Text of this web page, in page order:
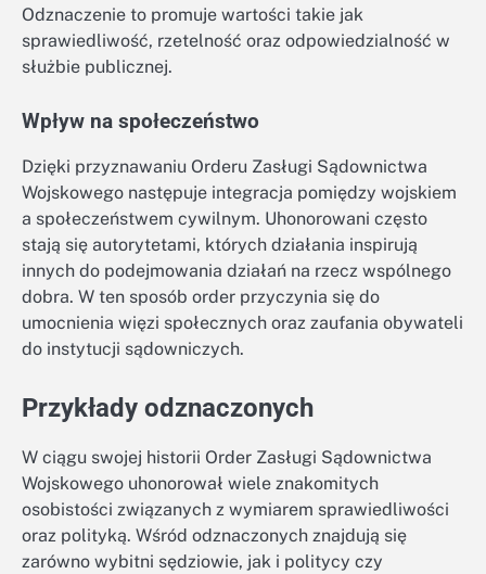
Odznaczenie to promuje wartości takie jak
sprawiedliwość, rzetelność oraz odpowiedzialność w
służbie publicznej.
Wpływ na społeczeństwo
Dzięki przyznawaniu Orderu Zasługi Sądownictwa
Wojskowego następuje integracja pomiędzy wojskiem
a społeczeństwem cywilnym. Uhonorowani często
stają się autorytetami, których działania inspirują
innych do podejmowania działań na rzecz wspólnego
dobra. W ten sposób order przyczynia się do
umocnienia więzi społecznych oraz zaufania obywateli
do instytucji sądowniczych.
Przykłady odznaczonych
W ciągu swojej historii Order Zasługi Sądownictwa
Wojskowego uhonorował wiele znakomitych
osobistości związanych z wymiarem sprawiedliwości
oraz polityką. Wśród odznaczonych znajdują się
zarówno wybitni sędziowie, jak i politycy czy